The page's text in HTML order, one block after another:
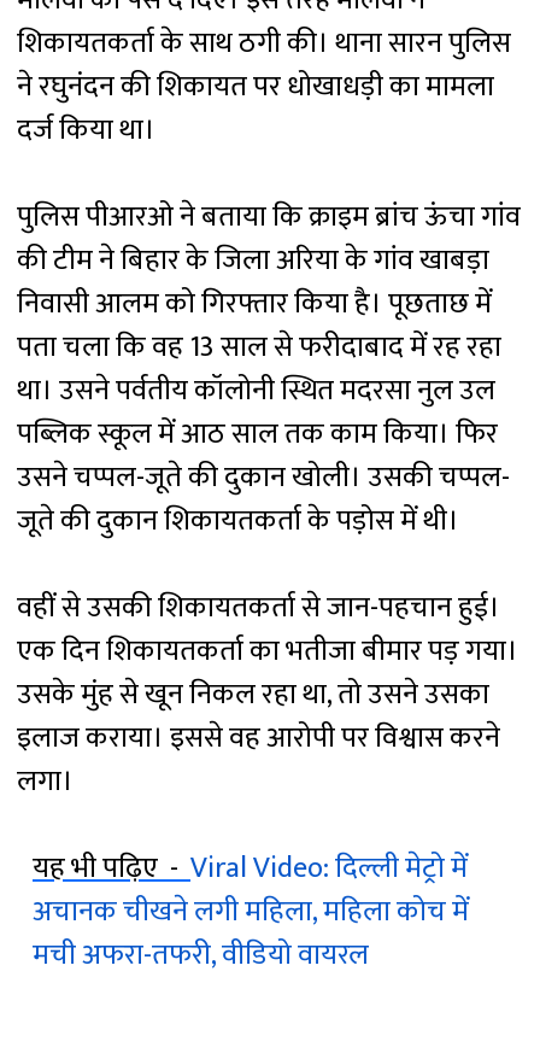
शिकायतकर्ता के साथ ठगी की। थाना सारन पुलिस
ने रघुनंदन की शिकायत पर धोखाधड़ी का मामला
दर्ज किया था।
पुलिस पीआरओ ने बताया कि क्राइम ब्रांच ऊंचा गांव
की टीम ने बिहार के जिला अरिया के गांव खाबड़ा
निवासी आलम को गिरफ्तार किया है। पूछताछ में
पता चला कि वह 13 साल से फरीदाबाद में रह रहा
था। उसने पर्वतीय कॉलोनी स्थित मदरसा नुल उल
पब्लिक स्कूल में आठ साल तक काम किया। फिर
उसने चप्पल-जूते की दुकान खोली। उसकी चप्पल-
जूते की दुकान शिकायतकर्ता के पड़ोस में थी।
वहीं से उसकी शिकायतकर्ता से जान-पहचान हुई।
एक दिन शिकायतकर्ता का भतीजा बीमार पड़ गया।
उसके मुंह से खून निकल रहा था, तो उसने उसका
इलाज कराया। इससे वह आरोपी पर विश्वास करने
लगा।
यह भी पढ़िए -Viral Video: दिल्ली मेट्रो में
अचानक चीखने लगी महिला, महिला कोच में
मची अफरा-तफरी, वीडियो वायरल